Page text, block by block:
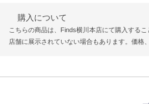
購入について
こちらの商品は、Finds横川本店にて購入するこ
店舗に展示されていない場合もあります。価格